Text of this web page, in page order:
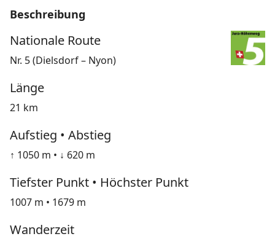
Beschreibung
Nationale Route
Nr. 5 (Dielsdorf – Nyon)
Länge
21 km
Aufstieg • Abstieg
↑ 1050 m • ↓ 620 m
Tiefster Punkt • Höchster Punkt
1007 m • 1679 m
Wanderzeit